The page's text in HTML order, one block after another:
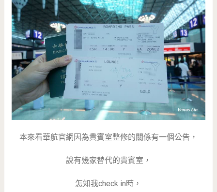
本來看華航官網因為貴賓室整修的關係有一個公告，
說有幾家替代的貴賓室，
怎知我check in時，